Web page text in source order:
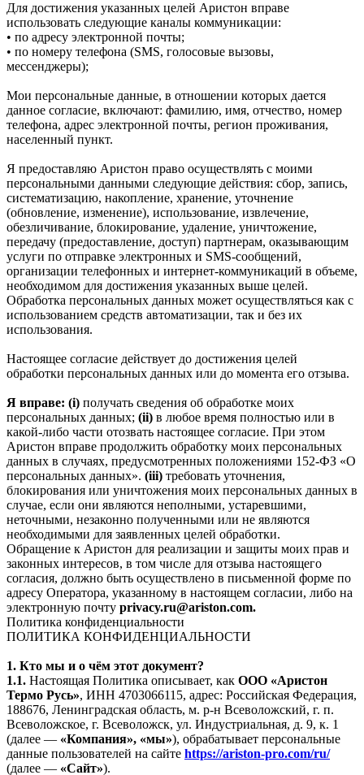
Для достижения указанных целей Аристон вправе
использовать следующие каналы коммуникации:
• по адресу электронной почты;
• по номеру телефона (SMS, голосовые вызовы,
мессенджеры);
Мои персональные данные, в отношении которых дается
данное согласие, включают: фамилию, имя, отчество, номер
телефона, адрес электронной почты, регион проживания,
населенный пункт.
Я предоставляю Аристон право осуществлять с моими
персональными данными следующие действия: сбор, запись,
систематизацию, накопление, хранение, уточнение
(обновление, изменение), использование, извлечение,
обезличивание, блокирование, удаление, уничтожение,
передачу (предоставление, доступ) партнерам, оказывающим
услуги по отправке электронных и SMS‑сообщений,
организации телефонных и интернет‑коммуникаций в объеме,
необходимом для достижения указанных выше целей.
Обработка персональных данных может осуществляться как с
использованием средств автоматизации, так и без их
использования.
Настоящее согласие действует до достижения целей
обработки персональных данных или до момента его отзыва.
Я вправе: (i) получать сведения об обработке моих
персональных данных; (ii) в любое время полностью или в
какой-либо части отозвать настоящее согласие. При этом
Аристон вправе продолжить обработку моих персональных
данных в случаях, предусмотренных положениями 152-ФЗ «О
персональных данных». (iii) требовать уточнения,
блокирования или уничтожения моих персональных данных в
случае, если они являются неполными, устаревшими,
неточными, незаконно полученными или не являются
необходимыми для заявленных целей обработки.
Обращение к Аристон для реализации и защиты моих прав и
законных интересов, в том числе для отзыва настоящего
согласия, должно быть осуществлено в письменной форме по
адресу Оператора, указанному в настоящем согласии, либо на
электронную почту privacy.ru@ariston.com.
Политика конфиденциальности
ПОЛИТИКА КОНФИДЕНЦИАЛЬНОСТИ
1. Кто мы и о чём этот документ?
1.1. Настоящая Политика описывает, как ООО «Аристон
Термо Русь», ИНН 4703066115, адрес: Российская Федерация,
188676, Ленинградская область, м. р-н Всеволожский, г. п.
Всеволожское, г. Всеволожск, ул. Индустриальная, д. 9, к. 1
(далее — «Компания», «мы»), обрабатывает персональные
данные пользователей на сайте https://ariston-pro.com/ru/
(далее — «Сайт»).